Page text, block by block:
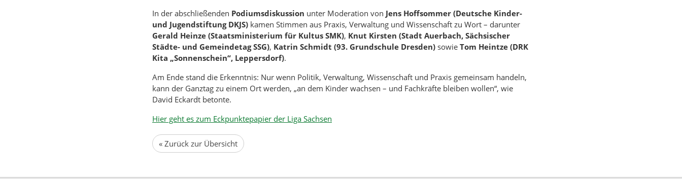
In der abschließenden Podiumsdiskussion unter Moderation von Jens Hoffsommer (Deutsche Kinder-
und Jugendstiftung DKJS) kamen Stimmen aus Praxis, Verwaltung und Wissenschaft zu Wort – darunter
Gerald Heinze (Staatsministerium für Kultus SMK), Knut Kirsten (Stadt Auerbach, Sächsischer
Städte- und Gemeindetag SSG), Katrin Schmidt (93. Grundschule Dresden) sowie Tom Heintze (DRK
Kita „Sonnenschein“, Leppersdorf).
Am Ende stand die Erkenntnis: Nur wenn Politik, Verwaltung, Wissenschaft und Praxis gemeinsam handeln,
kann der Ganztag zu einem Ort werden, „an dem Kinder wachsen – und Fachkräfte bleiben wollen“, wie
David Eckardt betonte.
Hier geht es zum Eckpunktepapier der Liga Sachsen
« Zurück zur Übersicht